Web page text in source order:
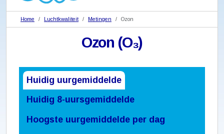
Home Luchtkwaliteit Metingen Ozon
Ozon (O₃)
Huidig uurgemiddelde
Huidig 8-uursgemiddelde
Hoogste uurgemiddelde per dag